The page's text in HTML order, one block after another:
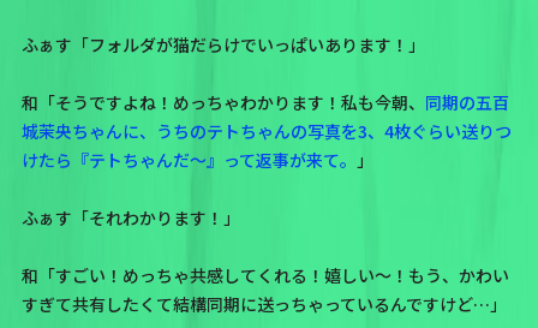
ふぁす「フォルダが猫だらけでいっぱいあります！」
和「そうですよね！めっちゃわかります！私も今朝、 同期の五百
城茉央ちゃんに、うちのテトちゃんの写真を3、4枚ぐらい送りつ
けたら『テトちゃんだ〜』って返事が来て。 」
ふぁす「それわかります！」
和「すごい！めっちゃ共感してくれる！嬉しい〜！もう、かわい
すぎて共有したくて結構同期に送っちゃっているんですけど…」